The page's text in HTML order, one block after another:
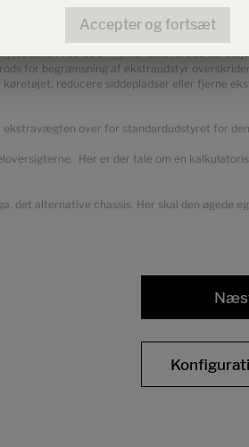
reelt vejede vægt i køreklar stand afvige fra
producentspecificerede dimensioner for
fabriksmonteret ekstraudstyr.
ved de af Hymer udleverede
for begrænsning af ekstraudstyr
reducere siddepladser eller fjerne
over for standardudstyret for
Her er der tale om en
det alternative chassis. Her skal den øgede
Accepter og fortsæt